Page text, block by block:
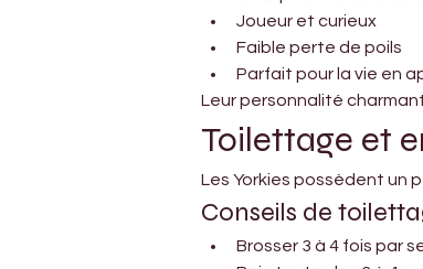
Joueur et curieux
Faible perte de poils
Parfait pour la vie en
Leur personnalité
Toilettage et
Les Yorkies possèdent un
Conseils de
Brosser 3 à 4 fois par